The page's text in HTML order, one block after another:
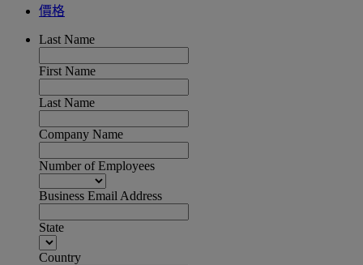
價格
Last Name
First Name
Last Name
Company Name
Number of Employees
Business Email Address
State
Country